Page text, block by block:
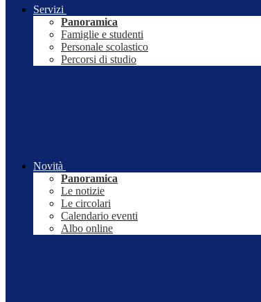
Servizi
Panoramica
Famiglie e studenti
Personale scolastico
Percorsi di studio
Novità
Panoramica
Le notizie
Le circolari
Calendario eventi
Albo online